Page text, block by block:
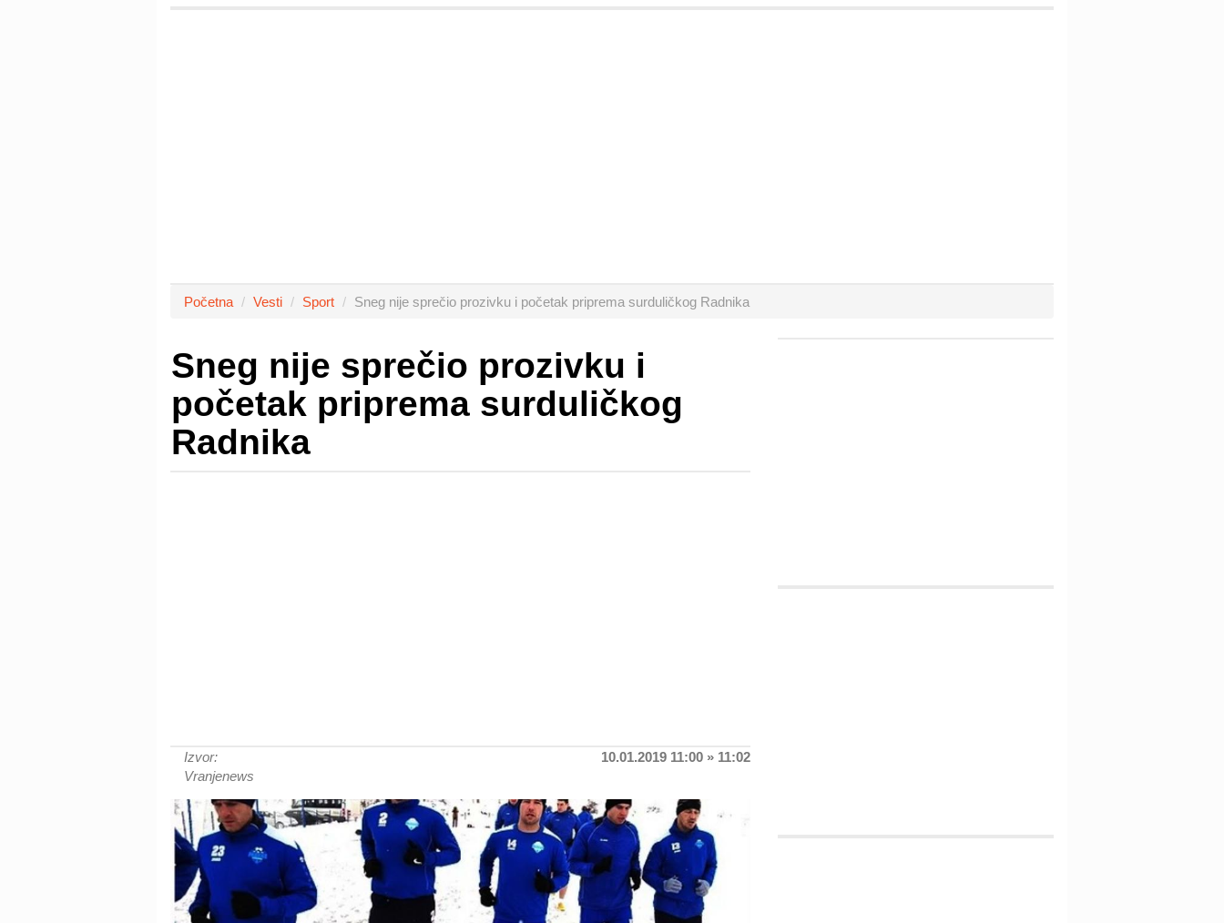
Početna Vesti Sport Sneg nije sprečio prozivku i početak priprema surduličkog Radnika
Sneg nije sprečio prozivku i
početak priprema surduličkog
Radnika
Izvor:
Vranjenews
10.01.2019 11:00 » 11:02